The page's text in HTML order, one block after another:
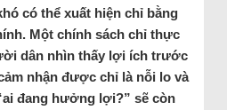
có thể xuất hiện chỉ bằng
Một chính sách chỉ thực
dân nhìn thấy lợi ích trước
nhận được chỉ là nỗi lo và
đang hưởng lợi?” sẽ còn